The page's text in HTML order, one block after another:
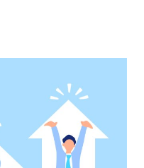
よくあるご質問
メルマガ登録